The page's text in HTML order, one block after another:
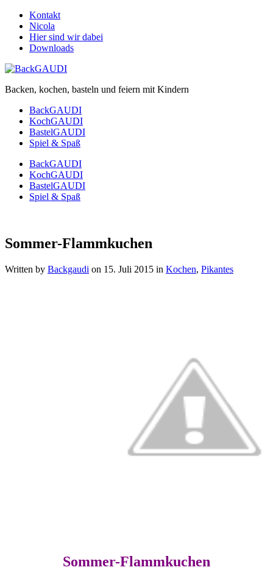
Kontakt
Nicola
Hier sind wir dabei
Downloads
Backen, kochen, basteln und feiern mit Kindern
BackGAUDI
KochGAUDI
BastelGAUDI
Spiel & Spaß
BackGAUDI
KochGAUDI
BastelGAUDI
Spiel & Spaß
Sommer-Flammkuchen
Written by Backgaudi on 15. Juli 2015 in Kochen, Pikantes
Sommer-Flammkuchen